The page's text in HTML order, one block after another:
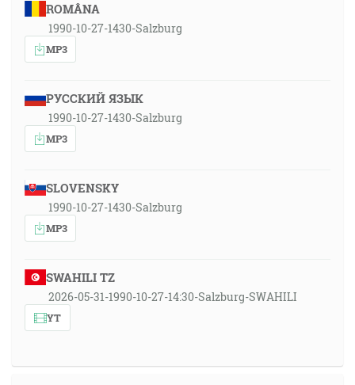
ROMÂNA
1990-10-27-1430-Salzburg
MP3
РУССКИЙ ЯЗЫК
1990-10-27-1430-Salzburg
MP3
SLOVENSKY
1990-10-27-1430-Salzburg
MP3
SWAHILI TZ
2026-05-31-1990-10-27-14:30-Salzburg-SWAHILI
YT